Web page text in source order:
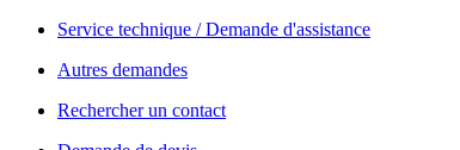
Service technique / Demande d'assistance
Autres demandes
Rechercher un contact